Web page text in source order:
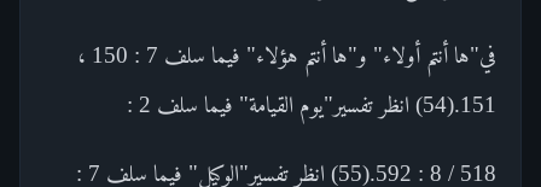
في"ها أنتم أولاء" و"ها أنتم هؤلاء" فيما سلف 7 : 150 ،
151.(54) انظر تفسير"يوم القيامة" فيما سلف 2 :
518 / 8 : 592.(55) انظر تفسير"الوكيل" فيما سلف 7 :